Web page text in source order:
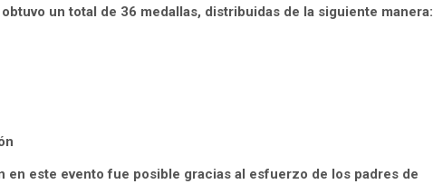
un total de 36 medallas, distribuidas de la siguiente manera:
en este evento fue posible gracias al esfuerzo de los padres de